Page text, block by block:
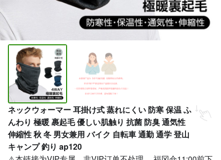
ネックウォーマー 耳掛け式 蒸れにくい 防寒 保温 ふ
んわり 極暖 裹起毛 優しい肌触り 抗菌 防臭 通気性
伸縮性 秋 冬 男女兼用 バイク 自転車 通勤 通学 登山
キャンプ 釣り ap120